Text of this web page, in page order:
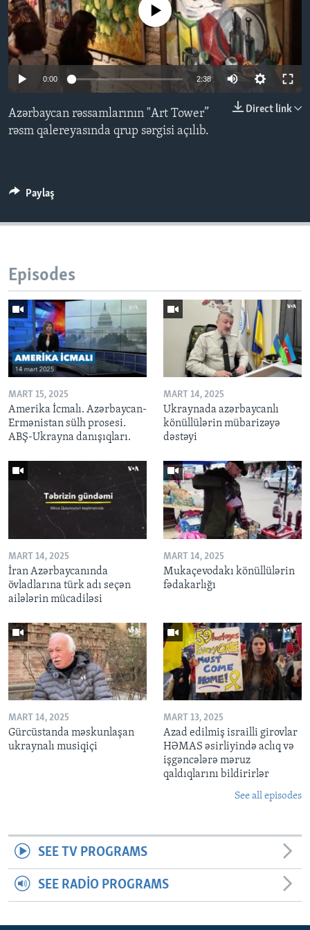
BIZI IZLƏYIN
No media source currently available
0:00 2:38
Direct link
Azərbaycan rəssamlarının "Art Tower”
rəsm qalereyasında qrup sərgisi açılıb.
Paylaş
Episodes
MART 15, 2025
Amerika İcmalı. Azərbaycan-
Ermənistan sülh prosesi.
ABŞ-Ukrayna danışıqları.
MART 14, 2025
Ukraynada azərbaycanlı
könüllülərin mübarizəyə
dəstəyi
MART 14, 2025
İran Azərbaycanında
övladlarına türk adı seçən
ailələrin mücadiləsi
MART 14, 2025
Mukaçevodakı könüllülərin
fədakarlığı
MART 14, 2025
Gürcüstanda məskunlaşan
ukraynalı musiqiçi
MART 13, 2025
Azad edilmiş israilli girovlar
HƏMAS əsirliyində aclıq və
işgəncələrə məruz
qaldıqlarını bildirirlər
See all episodes
SEE TV PROGRAMS
SEE RADIO PROGRAMS